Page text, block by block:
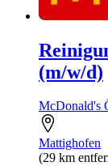
(m/w/d)
McDonald's
Mattighofen
(29 km